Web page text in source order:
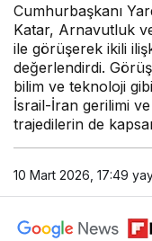
Cumhurbaşkanı
Katar, Arnavutluk
ile görüşerek ikili
değerlendirdi.
bilim ve teknoloji
İsrail-İran gerilimi
trajedilerin de
10 Mart 2026, 17:49